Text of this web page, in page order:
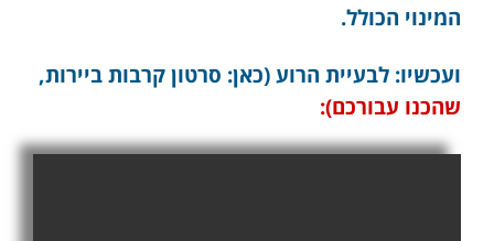
המינוי הכולל.
ועכשיו: לבעיית הרוע (כאן: סרטון קרבות ביירות,
שהכנו עבורכם):